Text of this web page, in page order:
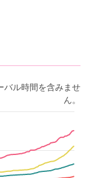
バル時間を含みませ
ん。